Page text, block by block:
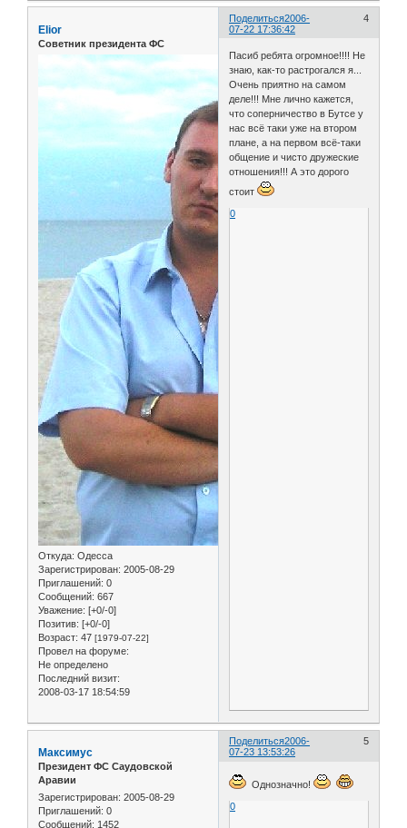
Поделиться 4
2006-
07-22 17:36:42
Elior
Советник президента ФС
Откуда: Одесса
Зарегистрирован: 2005-08-29
Приглашений: 0
Сообщений: 667
Уважение: [+0/-0]
Позитив: [+0/-0]
Возраст: 47 [1979-07-22]
Провел на форуме:
Не определено
Последний визит:
2008-03-17 18:54:59
Пасиб ребята огромное!!!! Не
знаю, как-то растрогался я...
Очень приятно на самом
деле!!! Мне лично кажется,
что соперничество в Бутсе у
нас всё таки уже на втором
плане, а на первом всё-таки
общение и чисто дружеские
отношения!!! А это дорого
стоит
0
Поделиться 5
2006-
07-23 13:53:26
Максимус
Президент ФС Саудовской
Аравии
Зарегистрирован: 2005-08-29
Приглашений: 0
Сообщений: 1452
Однозначно!
0